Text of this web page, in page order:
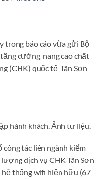
trong báo cáo vừa gửi Bộ
cường, nâng cao chất
(CHK) quốc tế Tân Sơn
hành khách. Ảnh tư liệu.
công tác liên ngành kiểm
dịch vụ CHK Tân Sơn
thống wifi hiện hữu (67